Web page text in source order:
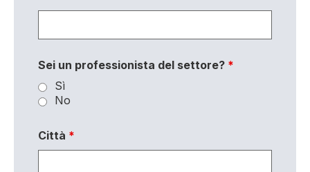
Sei un professionista del settore? *
Sì
No
Città *